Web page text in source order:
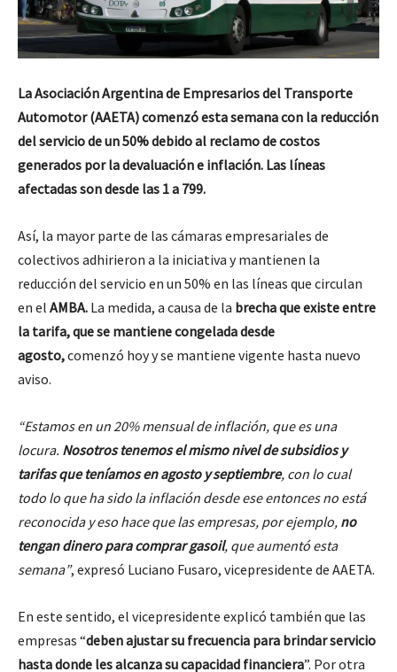
La Asociación Argentina de Empresarios del Transporte
Automotor (AAETA) comenzó esta semana con la reducción
del servicio de un 50% debido al reclamo de costos
generados por la devaluación e inflación. Las líneas
afectadas son desde las 1 a 799.
Así, la mayor parte de las cámaras empresariales de
colectivos adhirieron a la iniciativa y mantienen la
reducción del servicio en un 50% en las líneas que circulan
en el AMBA. La medida, a causa de la brecha que existe entre
la tarifa, que se mantiene congelada desde
agosto,comenzó hoy y se mantiene vigente hasta nuevo
aviso.
“Estamos en un 20% mensual de inflación, que es una
locura. Nosotros tenemos el mismo nivel de subsidios y
tarifas que teníamos en agosto y septiembre, con lo cual
todo lo que ha sido la inflación desde ese entonces no está
reconocida y eso hace que las empresas, por ejemplo, no
tengan dinero para comprar gasoil, que aumentó esta
semana”, expresó Luciano Fusaro, vicepresidente de AAETA.
En este sentido, el vicepresidente explicó también que las
empresas “deben ajustar su frecuencia para brindar servicio
hasta donde les alcanza su capacidad financiera”. Por otra